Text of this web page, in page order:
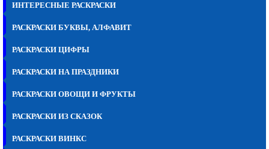
ИНТЕРЕСНЫЕ РАСКРАСКИ
РАСКРАСКИ БУКВЫ, АЛФАВИТ
РАСКРАСКИ ЦИФРЫ
РАСКРАСКИ НА ПРАЗДНИКИ
РАСКРАСКИ ОВОЩИ И ФРУКТЫ
РАСКРАСКИ ИЗ СКАЗОК
РАСКРАСКИ ВИНКС